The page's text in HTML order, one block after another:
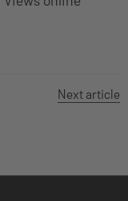
Next article